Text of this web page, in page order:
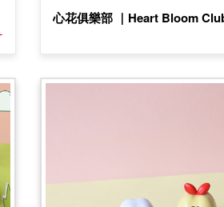
心花俱樂部 ｜Heart Bloom